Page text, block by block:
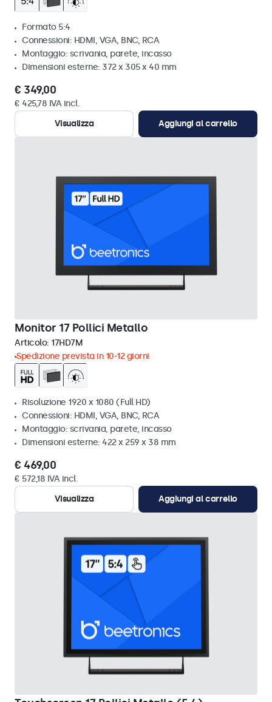
Formato 5:4
Connessioni: HDMI, VGA, BNC, RCA
Montaggio: scrivania, parete, incasso
Dimensioni esterne: 372 x 305 x 40 mm
€ 349,00
€ 425,78 IVA incl.
Visualizza
Aggiungi al carrello
Monitor 17 Pollici Metallo
Articolo: 17HD7M
Spedizione prevista in 10-12 giorni
Risoluzione 1920 x 1080 (Full HD)
Connessioni: HDMI, VGA, BNC, RCA
Montaggio: scrivania, parete, incasso
Dimensioni esterne: 422 x 259 x 38 mm
€ 469,00
€ 572,18 IVA incl.
Visualizza
Aggiungi al carrello